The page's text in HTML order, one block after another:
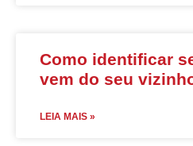
Como identificar
vem do seu
LEIA MAIS »